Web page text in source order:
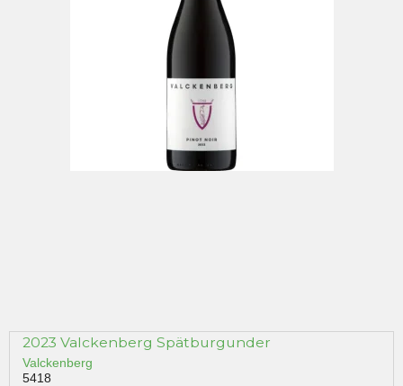
2023 Valckenberg Spätburgunder
Valckenberg
5418